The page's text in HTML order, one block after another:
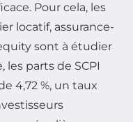
Pour cela, les
locatif, assurance-
sont à étudier
les parts de SCPI
4,72 %, un taux